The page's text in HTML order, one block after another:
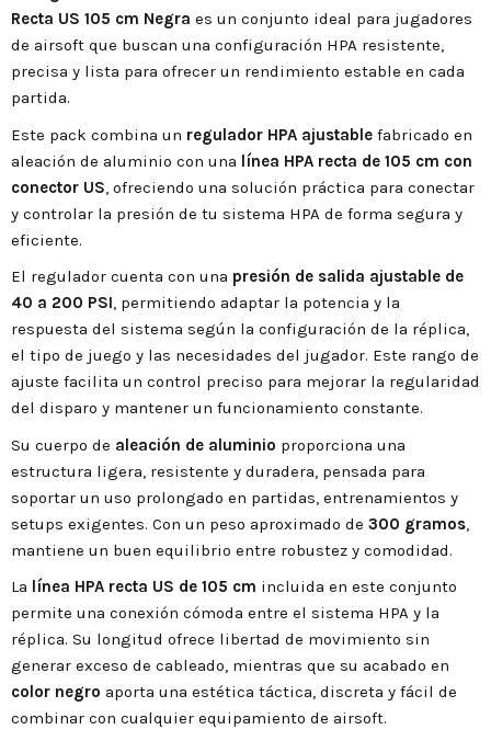
Recta US 105 cm Negra es un conjunto ideal para jugadores
de airsoft que buscan una configuración HPA resistente,
precisa y lista para ofrecer un rendimiento estable en cada
partida.
Este pack combina un regulador HPA ajustable fabricado en
aleación de aluminio con una línea HPA recta de 105 cm con
conector US , ofreciendo una solución práctica para conectar
y controlar la presión de tu sistema HPA de forma segura y
eficiente.
El regulador cuenta con una presión de salida ajustable de
40 a 200 PSI, permitiendo adaptar la potencia y la
respuesta del sistema según la configuración de la réplica,
el tipo de juego y las necesidades del jugador. Este rango de
ajuste facilita un control preciso para mejorar la regularidad
del disparo y mantener un funcionamiento constante.
Su cuerpo de aleación de aluminio proporciona una
estructura ligera, resistente y duradera, pensada para
soportar un uso prolongado en partidas, entrenamientos y
setups exigentes. Con un peso aproximado de 300 gramos,
mantiene un buen equilibrio entre robustez y comodidad.
La línea HPA recta US de 105 cm incluida en este conjunto
permite una conexión cómoda entre el sistema HPA y la
réplica. Su longitud ofrece libertad de movimiento sin
generar exceso de cableado, mientras que su acabado en
color negro aporta una estética táctica, discreta y fácil de
combinar con cualquier equipamiento de airsoft.